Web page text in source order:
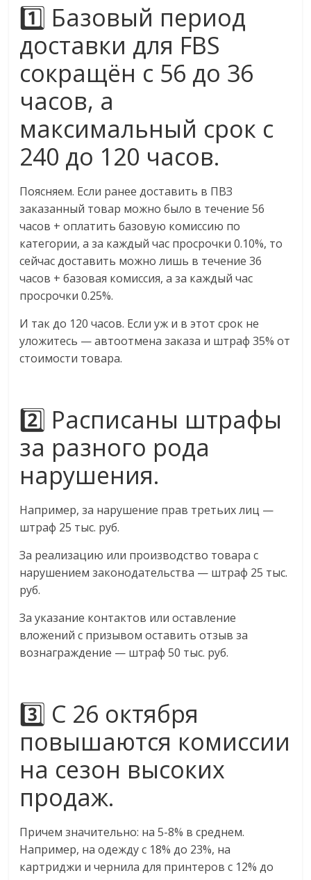
1️⃣ Базовый период
доставки для FBS
сокращён с 56 до 36
часов, а
максимальный срок с
240 до 120 часов.
Поясняем. Если ранее доставить в ПВЗ
заказанный товар можно было в течение 56
часов + оплатить базовую комиссию по
категории, а за каждый час просрочки 0.10%, то
сейчас доставить можно лишь в течение 36
часов + базовая комиссия, а за каждый час
просрочки 0.25%.
И так до 120 часов. Если уж и в этот срок не
уложитесь — автоотмена заказа и штраф 35% от
стоимости товара.
2️⃣ Расписаны штрафы
за разного рода
нарушения.
Например, за нарушение прав третьих лиц —
штраф 25 тыс. руб.
За реализацию или производство товара с
нарушением законодательства — штраф 25 тыс.
руб.
За указание контактов или оставление
вложений с призывом оставить отзыв за
вознаграждение — штраф 50 тыс. руб.
3️⃣ С 26 октября
повышаются комиссии
на сезон высоких
продаж.
Причем значительно: на 5-8% в среднем.
Например, на одежду с 18% до 23%, на
картриджи и чернила для принтеров с 12% до